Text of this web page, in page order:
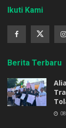
Ikuti Kami
Berita Terbaru